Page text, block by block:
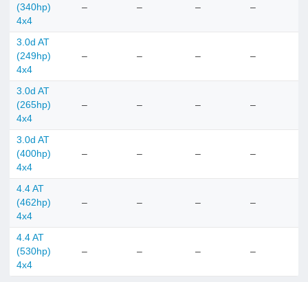
(340hp)
4x4
– – – –
3.0d AT
(249hp)
4x4
– – – –
3.0d AT
(265hp)
4x4
– – – –
3.0d AT
(400hp)
4x4
– – – –
4.4 AT
(462hp)
4x4
– – – –
4.4 AT
(530hp)
4x4
– – – –